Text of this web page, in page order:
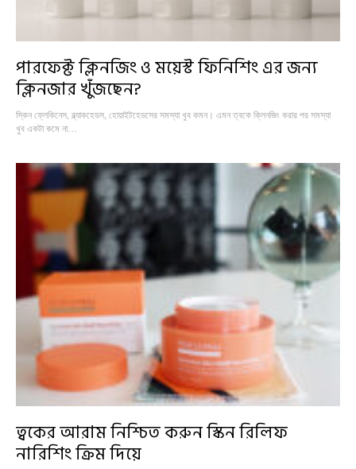
পারফেক্ট ক্লিনজিং ও ময়েস্ট ফিনিশিং এর জন্য
ক্লিনজার খুঁজছেন?
স্কিন ফ্লেকিনেস, ব্ল্যাকহেডস, হোয়াইটহেডসের সমস্যা খুব কমন। এমন ত্বকে ক্লিনজিং করার পর সমস্যা
খুব একটা কমে না…
ত্বকের আরাম নিশ্চিত করুন স্কিন রিলিফ
নারিশিং ক্রিম দিয়ে